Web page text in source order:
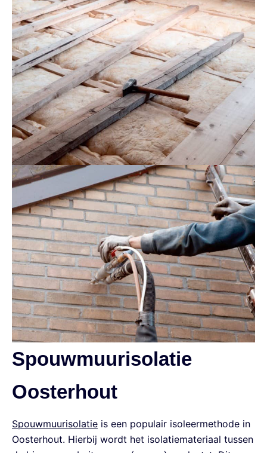
Spouwmuurisolatie
Oosterhout
Spouwmuurisolatie is een populair isoleermethode in
Oosterhout. Hierbij wordt het isolatiemateriaal tussen